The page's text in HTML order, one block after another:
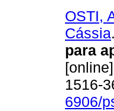
OSTI,
Cássia.
para
1516-
6906/